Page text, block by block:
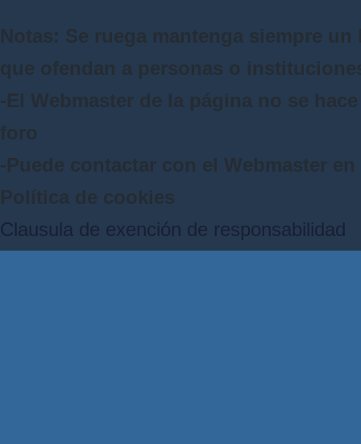
Notas: Se ruega mantenga siempre
que ofendan a personas o
-El Webmaster de la página no se
foro
-Puede contactar con el Webmaster
Política de cookies
Clausula de exención de responsabilidad